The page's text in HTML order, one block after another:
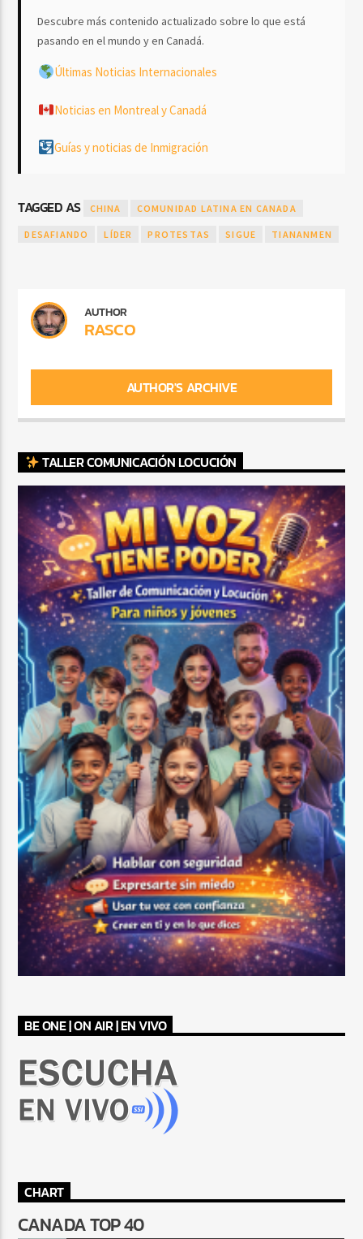
Descubre más contenido actualizado sobre lo que está
pasando en el mundo y en Canadá.
Últimas Noticias Internacionales
Noticias en Montreal y Canadá
Guías y noticias de Inmigración
TAGGED AS CHINA COMUNIDAD LATINA EN CANADA
DESAFIANDO LÍDER PROTESTAS SIGUE TIANANMEN
AUTHOR
RASCO
AUTHOR'S ARCHIVE
TALLER COMUNICACIÓN LOCUCIÓN
BE ONE | ON AIR | EN VIVO
CHART
CANADA TOP 40